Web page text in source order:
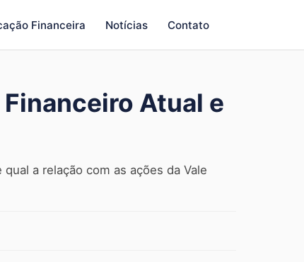
Financeira Notícias Contato
Atual e
a relação com as ações da Vale